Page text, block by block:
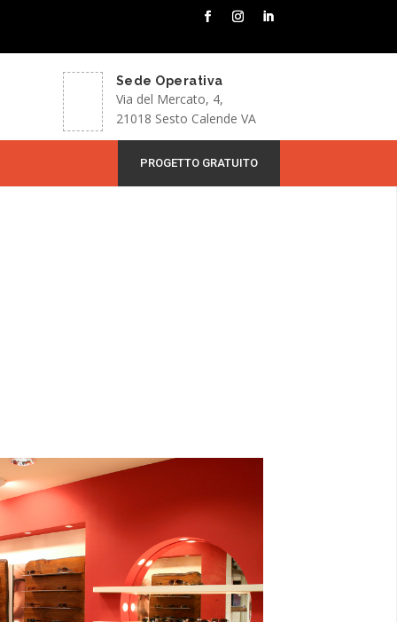
Sede Operativa
Via del Mercato, 4,
21018 Sesto Calende VA
PROGETTO GRATUITO